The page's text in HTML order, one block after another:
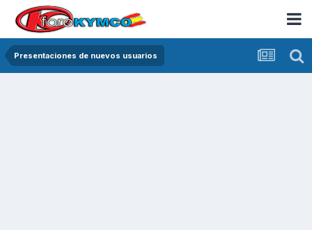
Presentaciones de nuevos usuarios